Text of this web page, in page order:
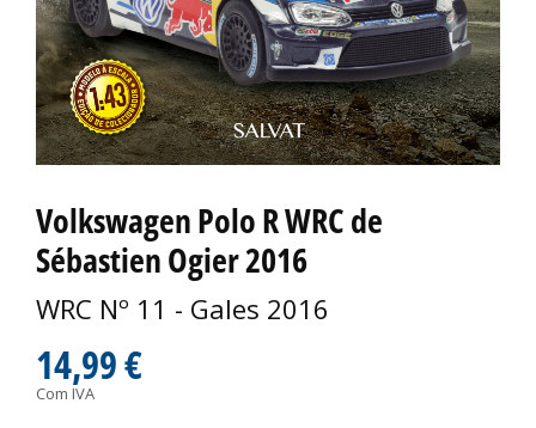
Volkswagen Polo R WRC de
Sébastien Ogier 2016
WRC Nº 11 - Gales 2016
14,99 €
Com IVA